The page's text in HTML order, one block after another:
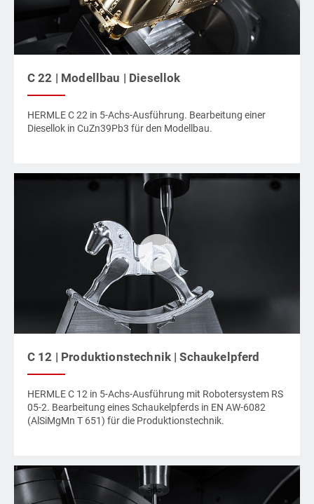
C 22 | Modellbau | Diesellok
HERMLE C 22 in 5-Achs-Ausführung. Bearbeitung einer
Diesellok in CuZn39Pb3 für den Modellbau.
C 12 | Produktionstechnik | Schaukelpferd
HERMLE C 12 in 5-Achs-Ausführung mit Robotersystem RS
05-2. Bearbeitung eines Schaukelpferds in EN AW-6082
(AlSiMgMn T 651) für die Produktionstechnik.